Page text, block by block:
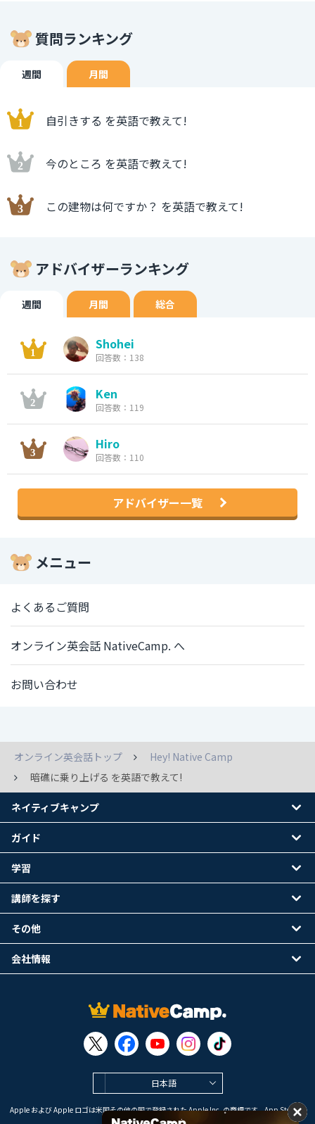
質問ランキング
週間 月間
自引きする を英語で教えて!
今のところ を英語で教えて!
この建物は何ですか？ を英語で教えて!
アドバイザーランキング
週間 月間 総合
Shohei
回答数：138
Ken
回答数：119
Hiro
回答数：110
アドバイザー一覧
メニュー
よくあるご質問
オンライン英会話 NativeCamp. へ
お問い合わせ
オンライン英会話トップ
Hey! Native Camp
暗礁に乗り上げる を英語で教えて!
日本語
Apple および Apple ロゴは米国その他の国で登録された Apple Inc. の商標です。App Store は
Apple Inc. のサービスマークです。
ネイティブキャンプ
ガイド
学習
講師を探す
その他
会社情報